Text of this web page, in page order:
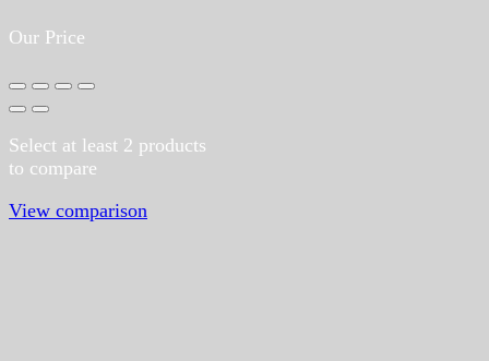
Our Price
Select at least 2 products
to compare
View comparison